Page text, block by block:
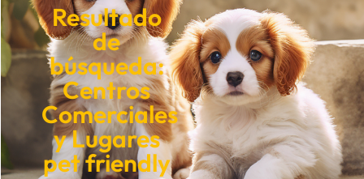
Resultado
de
búsqueda:
Centros
Comerciales
yLugares
pet friendly